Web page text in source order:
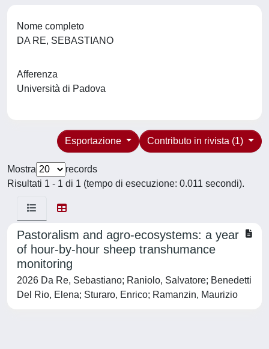
Nome completo
DA RE, SEBASTIANO
Afferenza
Università di Padova
Contributo in rivista (1)
Esportazione
Mostra
records
Risultati 1 - 1 di 1 (tempo di esecuzione: 0.011 secondi).
Pastoralism and agro-ecosystems: a year
of hour-by-hour sheep transhumance
monitoring
2026 Da Re, Sebastiano; Raniolo, Salvatore; Benedetti
Del Rio, Elena; Sturaro, Enrico; Ramanzin, Maurizio